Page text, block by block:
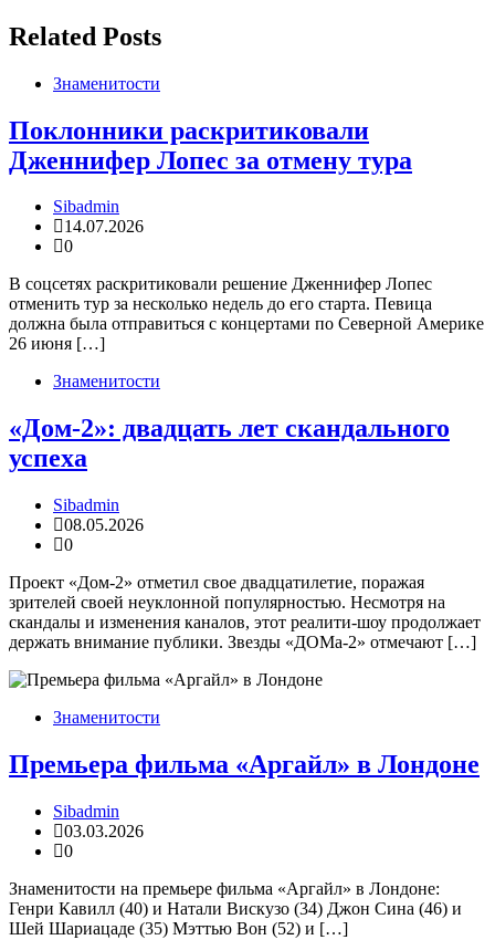
Related Posts
Знаменитости
Поклонники раскритиковали
Дженнифер Лопес за отмену тура
Sibadmin
14.07.2026
0
В соцсетях раскритиковали решение Дженнифер Лопес
отменить тур за несколько недель до его старта. Певица
должна была отправиться с концертами по Северной Америке
26 июня […]
Знаменитости
«Дом-2»: двадцать лет скандального
успеха
Sibadmin
08.05.2026
0
Проект «Дом-2» отметил свое двадцатилетие, поражая
зрителей своей неуклонной популярностью. Несмотря на
скандалы и изменения каналов, этот реалити-шоу продолжает
держать внимание публики. Звезды «ДОМа-2» отмечают […]
Знаменитости
Премьера фильма «Аргайл» в Лондоне
Sibadmin
03.03.2026
0
Знаменитости на премьере фильма «Аргайл» в Лондоне:
Генри Кавилл (40) и Натали Вискузо (34) Джон Сина (46) и
Шей Шариацаде (35) Мэттью Вон (52) и […]